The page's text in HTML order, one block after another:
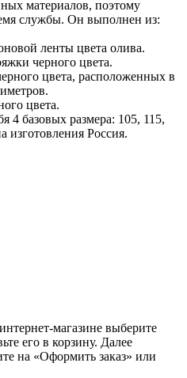
материалов, поэтому
службы. Он выполнен из:
ленты цвета олива.
черного цвета.
цвета, расположенных в
цвета.
4 базовых размера: 105, 115,
изготовления Россия.
магазине выберите
его в корзину. Далее
на «Оформить заказ» или